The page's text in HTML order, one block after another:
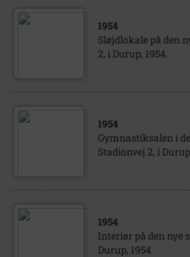
1954
Sløjdlokale på den
2, i Durup, 1954.
1954
Gymnastiksalen i
Stadionvej 2, i
1954
Interiør på den nye
Durup, 1954.